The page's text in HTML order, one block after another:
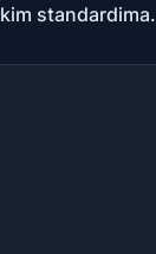
standardima.